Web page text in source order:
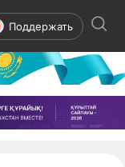
Поддержать